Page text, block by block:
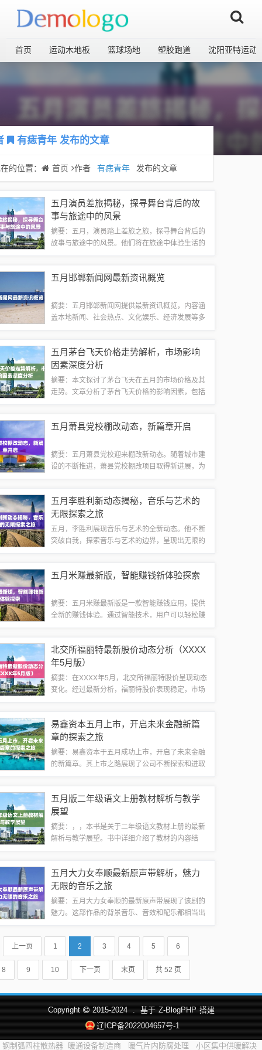
首页 运动木地板 篮球场地 塑胶跑道 沈阳亚特运动
有痣青年发布的文章
的位置： 首页 作者 有痣青年 发布的文章
五月演员差旅揭秘，探寻舞台背后的故
事与旅途中的风景
摘要：五月，演员踏上差旅之旅，探寻舞台背后的
故事与旅途中的风景。他们将在旅途中体验生活的
地融入角色，为观众呈现更出色的表演。启程...
五月邯郸新闻网最新资讯概览
摘要：五月邯郸新闻网提供最新资讯概览，内容涵
盖本地新闻、社会热点、文化娱乐、经济发展等多
发展的稳健步伐邯郸新闻网报道，五月城市基...
五月茅台飞天价格走势解析，市场影响
因素深度分析
摘要：本文探讨了茅台飞天在五月的市场价格及其
走势。文章分析了茅台飞天价格的影响因素，包括
台飞天在五月的价格概览，以及预测未来可能...
五月萧县党校棚改动态，新篇章开启
摘要：五月萧县党校迎来棚改新动态。随着城市建
设的不断推进，萧县党校棚改项目取得新进展，为
为城市更新和民生改善带来积极的影响。随着春...
五月李胜利新动态揭秘，音乐与艺术的
无限探索之旅
五月，李胜利展现音乐与艺术的全新动态。他不断
突破自我，探索音乐与艺术的边界，呈现出无限的
新的视听盛宴。他的新动态充满创意与激情，...
五月米赚最新版，智能赚钱新体验探索
摘要：五月米赚最新版是一款智能赚钱应用，提供
全新的赚钱体验。通过智能技术，用户可以轻松赚
能赚钱新体验，享受赚钱的乐趣。随着科技的...
北交所福丽特最新股价动态分析（XXXX
年5月版）
摘要：在XXXX年5月，北交所福丽特股价呈现动态
变化。经过最新分析，福丽特股价表现稳定，市场
并进行了动态分析，以帮助投资者做出明...
易鑫资本五月上市，开启未来金融新篇
章的探索之旅
摘要：易鑫资本于五月成功上市，开启了未来金融
的新篇章。其上市之路展现了公司不断探索和进取
展，为投资者和合作伙伴提供更广阔的发展空...
五月版二年级语文上册教材解析与教学
展望
摘要：，，本书是关于二年级语文教材上册的最新
解析与教学展望。书中详细介绍了教材的内容结
学习的基本素养和综合能力培养，注重启发学生...
五月大力女奉顺最新原声带解析，魅力
无限的音乐之旅
摘要：五月大力女奉顺的最新原声带展现了该剧的
魅力。这部作品的背景音乐、音效和配乐都相当出
中的音乐与剧情紧密结合，展现了角色的情感和性
格，更加深了观众对剧情的理解。最新原声带...
上一页 1 2 3 4 5 6
8 9 10 下一页 末页 共 52 页
Copyright 2015-2024 . 基于 Z-BlogPHP 搭建
辽ICP备2022004657号-1
钢制弧四柱散热器 暖通设备制造商 暖气片内防腐处理 小区集中供暖解决